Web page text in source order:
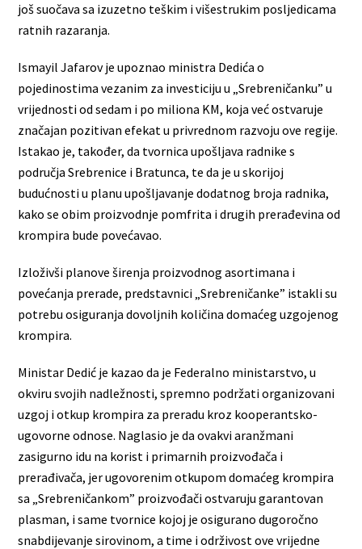
još suočava sa izuzetno teškim i višestrukim posljedicama
ratnih razaranja.
Ismayil Jafarov je upoznao ministra Dedića o
pojedinostima vezanim za investiciju u „Srebreničanku” u
vrijednosti od sedam i po miliona KM, koja već ostvaruje
značajan pozitivan efekat u privrednom razvoju ove regije.
Istakao je, također, da tvornica upošljava radnike s
područja Srebrenice i Bratunca, te da je u skorijoj
budućnosti u planu upošljavanje dodatnog broja radnika,
kako se obim proizvodnje pomfrita i drugih prerađevina od
krompira bude povećavao.
Izloživši planove širenja proizvodnog asortimana i
povećanja prerade, predstavnici „Srebreničanke” istakli su
potrebu osiguranja dovoljnih količina domaćeg uzgojenog
krompira.
Ministar Dedić je kazao da je Federalno ministarstvo, u
okviru svojih nadležnosti, spremno podržati organizovani
uzgoj i otkup krompira za preradu kroz kooperantsko-
ugovorne odnose. Naglasio je da ovakvi aranžmani
zasigurno idu na korist i primarnih proizvođača i
prerađivača, jer ugovorenim otkupom domaćeg krompira
sa „Srebreničankom” proizvođači ostvaruju garantovan
plasman, i same tvornice kojoj je osigurano dugoročno
snabdijevanje sirovinom, a time i održivost ove vrijedne